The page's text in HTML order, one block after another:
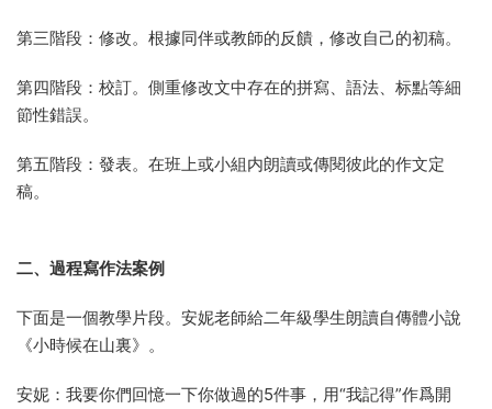
第三階段：修改。根據同伴或教師的反饋，修改自己的初稿。
第四階段：校訂。側重修改文中存在的拼寫、語法、标點等細
節性錯誤。
第五階段：發表。在班上或小組内朗讀或傳閱彼此的作文定
稿。
二、過程寫作法案例
下面是一個教學片段。安妮老師給二年級學生朗讀自傳體小說
《小時候在山裏》。
安妮：我要你們回憶一下你做過的5件事，用“我記得”作爲開